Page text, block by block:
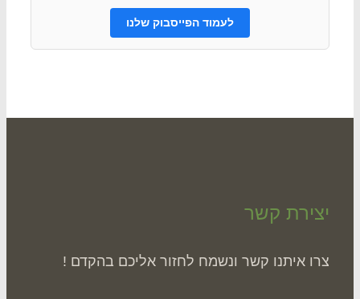
לעמוד הפייסבוק שלנו
קשר
איתנו קשר ונשמח לחזור אליכם בהקדם !